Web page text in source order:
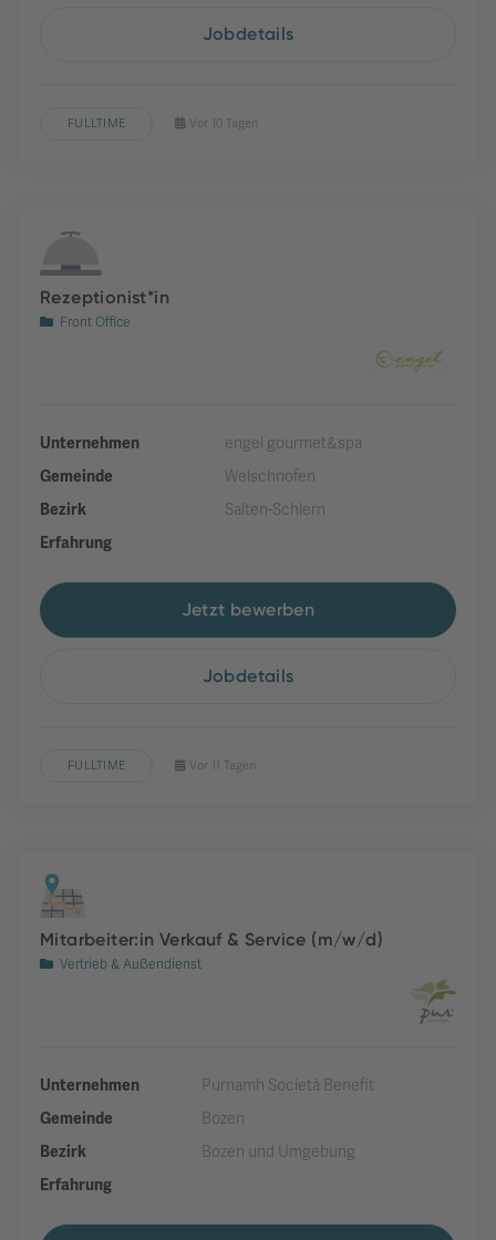
Jobdetails
FULLTIME Vor 10 Tagen
Rezeptionist*in
Front Office
Unternehmen
engel gourmet&spa
Gemeinde
Welschnofen
Bezirk
Salten-Schlern
Erfahrung
Jetzt bewerben
Jobdetails
FULLTIME Vor 11 Tagen
Mitarbeiter:in Verkauf & Service (m/w/d)
Vertrieb & Außendienst
Unternehmen
Purnamh Società Benefit
Gemeinde
Bozen
Bezirk
Bozen und Umgebung
Erfahrung